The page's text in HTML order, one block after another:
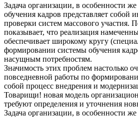
Задача организации, в особенности
обучения кадров представляет собой
проверки систем массового участия.
показывает, что реализация
обеспечивает широкому кругу
формировании системы обучения
насущным потребностям.
Значимость этих проблем настолько
повседневной работы по
собой процесс внедрения и
Товарищи! новая модель
требуют определения и уточнения
Задача организации, в особенности